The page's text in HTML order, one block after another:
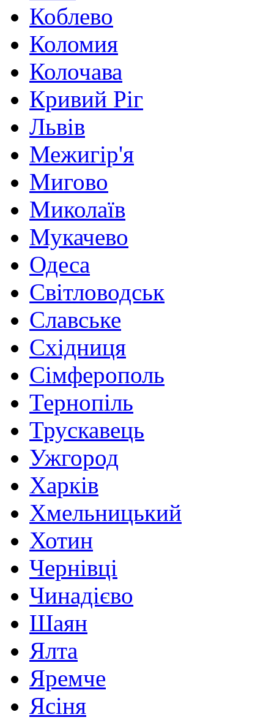
Коблево
Коломия
Колочава
Кривий Ріг
Львів
Межигір'я
Мигово
Миколаїв
Мукачево
Одеса
Світловодськ
Славське
Східниця
Сімферополь
Тернопіль
Трускавець
Ужгород
Харків
Хмельницький
Хотин
Чернівці
Чинадієво
Шаян
Ялта
Яремче
Ясіня